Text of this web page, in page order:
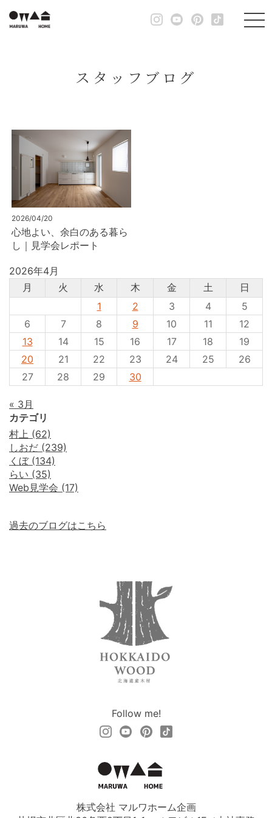
スタッフブログ
2026/04/20
心地よい、余白のある暮ら
し｜見学会レポート
2026年4月
月
火 水 木 金 土
日
1
2 3 4
5
6
7 8 9 10 11
12
13
14 15 16 17 18
19
20
21 22 23 24 25
26
27
28 29 30
« 3月
カテゴリ
村上 (62)
しおだ (239)
くぼ (134)
らい (35)
Web見学会 (17)
過去のブログはこちら
Follow me!
株式会社 マルワホーム企画